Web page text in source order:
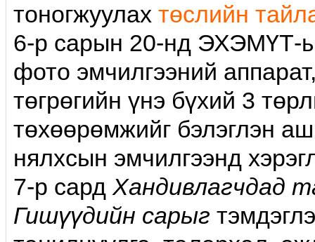
тоногжуулах төслийн
6-р сарын 20-нд ЭХЭМҮТ-
фото эмчилгээний
төгрөгийн үнэ бүхий 3
төхөөрөмжийг бэлэглэн
нялхсын эмчилгээнд
7-р сард Хандивлагчдад
Гишүүдийн сарыг